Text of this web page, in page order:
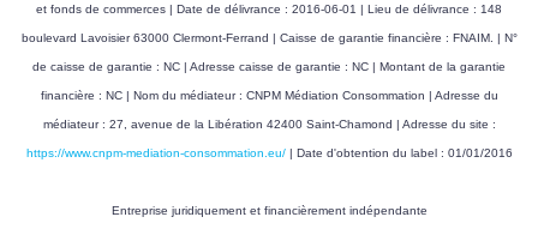
et fonds de commerces | Date de délivrance : 2016-06-01 | Lieu de délivrance : 148
boulevard Lavoisier 63000 Clermont-Ferrand | Caisse de garantie financière : FNAIM. | N°
de caisse de garantie : NC | Adresse caisse de garantie : NC | Montant de la garantie
financière : NC | Nom du médiateur : CNPM Médiation Consommation | Adresse du
médiateur : 27, avenue de la Libération 42400 Saint-Chamond | Adresse du site :
https://www.cnpm-mediation-consommation.eu/| Date d'obtention du label : 01/01/2016
Entreprise juridiquement et financièrement indépendante